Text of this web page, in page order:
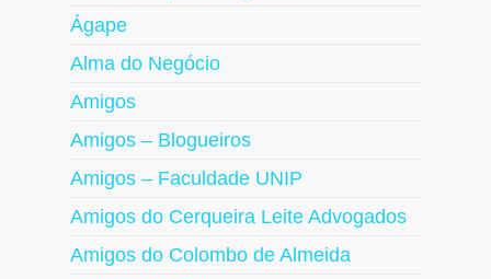
Ágape
Alma do Negócio
Amigos
Amigos – Blogueiros
Amigos – Faculdade UNIP
Amigos do Cerqueira Leite Advogados
Amigos do Colombo de Almeida